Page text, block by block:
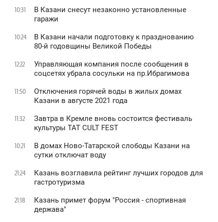
10:31
В Казани снесут незаконно установленные
гаражи
10:24
В Казани начали подготовку к празднованию
80-й годовщины Великой Победы
12:22
Управляющая компания после сообщения в
соцсетях убрала сосульки на пр.Ибрагимова
11:50
Отключения горячей воды в жилых домах
Казани в августе 2021 года
11:32
Завтра в Кремле вновь состоится фестиваль
культуры TAT CULT FEST
10:21
В домах Ново-Татарской слободы Казани на
сутки отключат воду
21:24
Казань возглавила рейтинг лучших городов для
гастротуризма
21:18
Казань примет форум "Россия - спортивная
держава"